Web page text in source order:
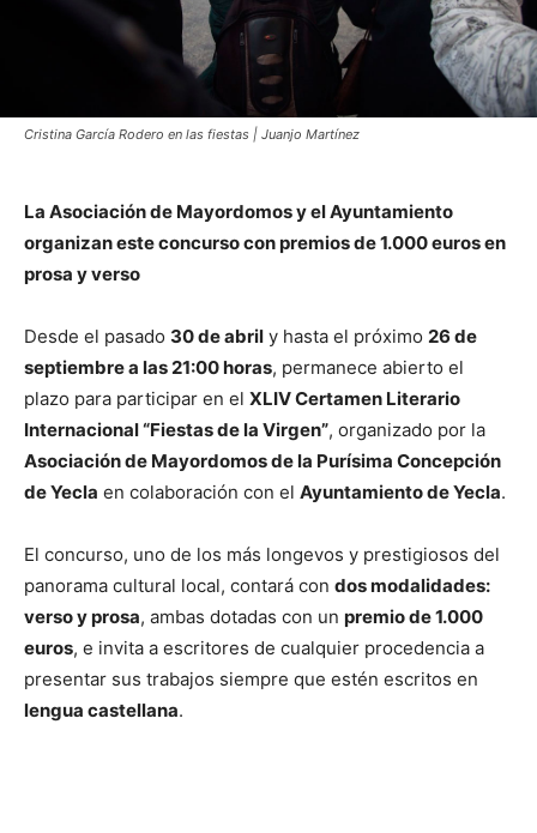
Cristina García Rodero en las fiestas | Juanjo Martínez
La Asociación de Mayordomos y el Ayuntamiento
organizan este concurso con premios de 1.000 euros en
prosa y verso
Desde el pasado 30 de abril y hasta el próximo 26 de
septiembre a las 21:00 horas, permanece abierto el
plazo para participar en el XLIV Certamen Literario
Internacional “Fiestas de la Virgen”, organizado por la
Asociación de Mayordomos de la Purísima Concepción
de Yecla en colaboración con el Ayuntamiento de Yecla.
El concurso, uno de los más longevos y prestigiosos del
panorama cultural local, contará con dos modalidades:
verso y prosa, ambas dotadas con un premio de 1.000
euros, e invita a escritores de cualquier procedencia a
presentar sus trabajos siempre que estén escritos en
lengua castellana.